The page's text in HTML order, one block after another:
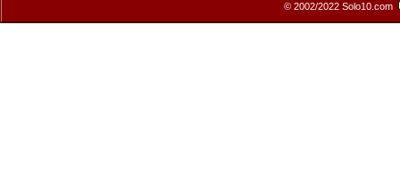
© 2002/2022 Solo10.com